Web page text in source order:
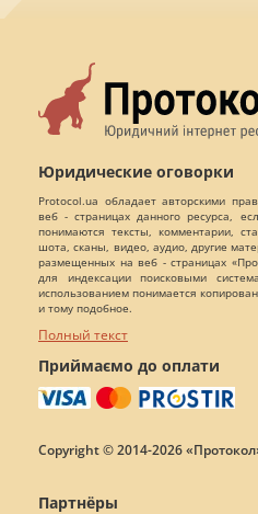
Юридические оговорки
Protocol.ua обладает авторскими
веб - страницах данного ресурса,
понимаются тексты, комментарии,
шота, сканы, видео, аудио, другие
размещенных на веб - страницах
для индексации поисковыми
использованием понимается
и тому подобное.
Полный текст
Приймаємо до оплати
Copyright © 2014-2026
Партнёры